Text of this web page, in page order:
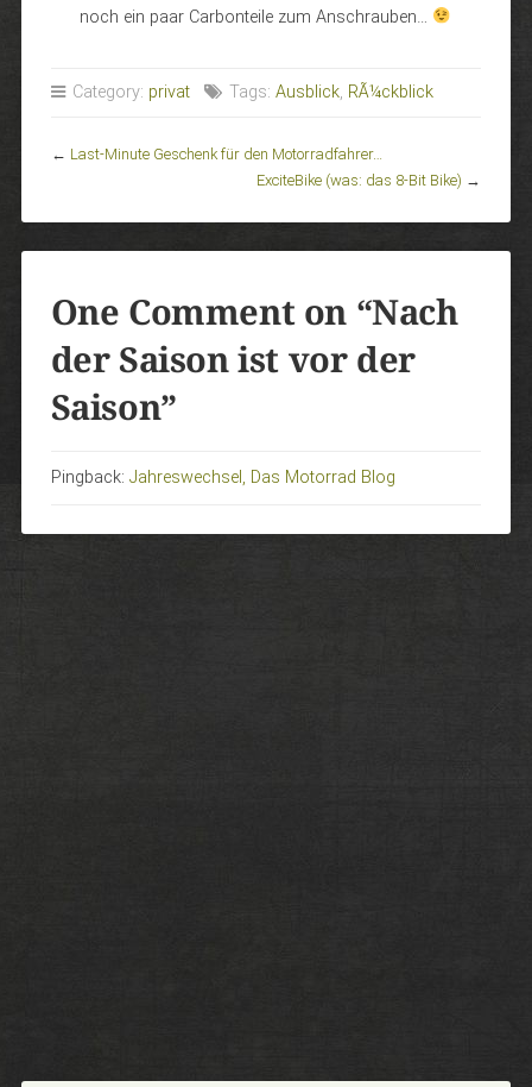
noch ein paar Carbonteile zum Anschrauben…
Category: privat Tags: Ausblick, RÃ¼ckblick
← Last-Minute Geschenk für den Motorradfahrer…
ExciteBike (was: das 8-Bit Bike) →
One Comment on “Nach
der Saison ist vor der
Saison”
Pingback: Jahreswechsel, Das Motorrad Blog